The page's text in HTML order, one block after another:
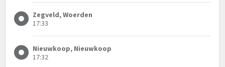
Zegveld, Woerden
17:33
Nieuwkoop, Nieuwkoop
17:32